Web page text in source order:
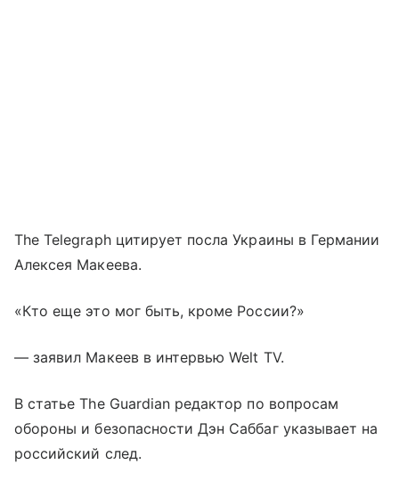
The Telegraph цитирует посла Украины в Германии
Алексея Макеева.
«Кто еще это мог быть, кроме России?»
— заявил Макеев в интервью Welt TV.
В статье The Guardian редактор по вопросам
обороны и безопасности Дэн Саббаг указывает на
российский след.